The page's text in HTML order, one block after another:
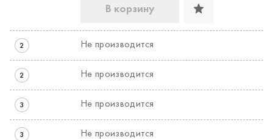
В корзину
2 Не производится
2 Не производится
3 Не производится
3 Не производится